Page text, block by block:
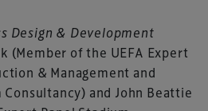
Design & Development
(Member of the UEFA Expert
& Management and
and John Beattie